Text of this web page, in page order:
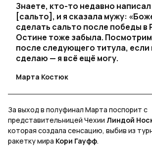
Знаете, кто-то недавно
[сальто], и я сказала мужу:
сделать сальто после победы в
Остине тоже забыла.
после следующего титула,
сделаю — я всё ещё могу.
Марта Костюк
За выход в полуфинал Марта поспорит с
представительницей Чехии Линдой
которая создала сенсацию, выбив из
ракетку мира Кори Гауфф.